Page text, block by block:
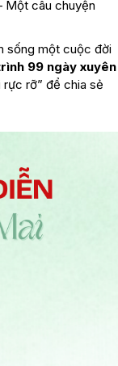
Một câu chuyện
sống một cuộc đời
99 ngày xuyên
rỡ” để chia sẻ